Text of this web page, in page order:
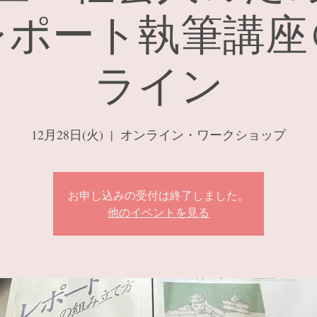
ート執筆講
ライン
12月28日(火)
  |
オンライン・ワークショップ
お申し込みの受付は終了しました。
他のイベントを見る